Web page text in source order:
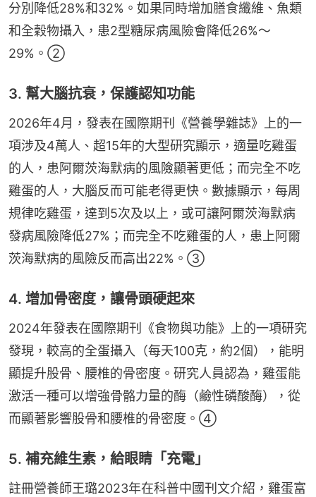
分別降低28%和32%。如果同時增加膳食纖維、魚類
和全穀物攝入，患2型糖尿病風險會降低26%～
29%。②
3. 幫大腦抗衰，保護認知功能
2026年4月，發表在國際期刊《營養學雜誌》上的一
項涉及4萬人、超15年的大型研究顯示，適量吃雞蛋
的人，患阿爾茨海默病的風險顯著更低；而完全不吃
雞蛋的人，大腦反而可能老得更快。數據顯示，每周
規律吃雞蛋，達到5次及以上，或可讓阿爾茨海默病
發病風險降低27%；而完全不吃雞蛋的人，患上阿爾
茨海默病的風險反而高出22%。③
4. 增加骨密度，讓骨頭硬起來
2024年發表在國際期刊《食物與功能》上的一項研究
發現，較高的全蛋攝入（每天100克，約2個），能明
顯提升股骨、腰椎的骨密度。研究人員認為，雞蛋能
激活一種可以增強骨骼力量的酶（鹼性磷酸酶），從
而顯著影響股骨和腰椎的骨密度。④
5. 補充維生素，給眼睛「充電」
註冊營養師王璐2023年在科普中國刊文介紹，雞蛋富